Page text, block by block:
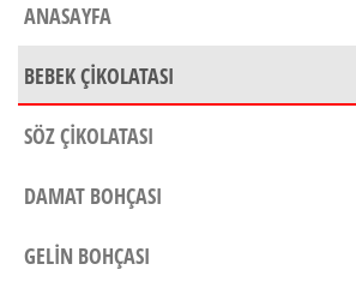
ANASAYFA
BEBEK ÇIKOLATASI
SÖZ ÇIKOLATASI
DAMAT BOHÇASI
GELIN BOHÇASI